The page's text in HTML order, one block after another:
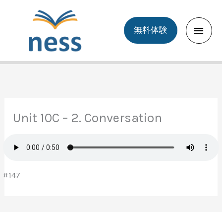
Main
無料体験
Unit 10C – 2. Conversation
#147